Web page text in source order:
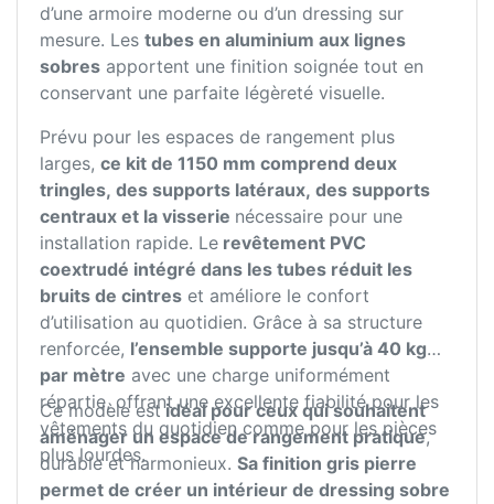
d’une armoire moderne ou d’un dressing sur
mesure. Les tubes en aluminium aux lignes
sobres apportent une finition soignée tout en
conservant une parfaite légèreté visuelle.
Prévu pour les espaces de rangement plus
larges, ce kit de 1150 mm comprend deux
tringles, des supports latéraux, des supports
centraux et la visserie nécessaire pour une
installation rapide. Le revêtement PVC
coextrudé intégré dans les tubes réduit les
bruits de cintres et améliore le confort
d’utilisation au quotidien. Grâce à sa structure
renforcée, l’ensemble supporte jusqu’à 40 kg
par mètre avec une charge uniformément
répartie, offrant une excellente fiabilité pour les
vêtements du quotidien comme pour les pièces
plus lourdes.
Ce modèle estidéal pour ceux qui souhaitent
aménager un espace de rangement pratique,
durable et harmonieux. Sa finition gris pierre
permet de créer un intérieur de dressing sobre